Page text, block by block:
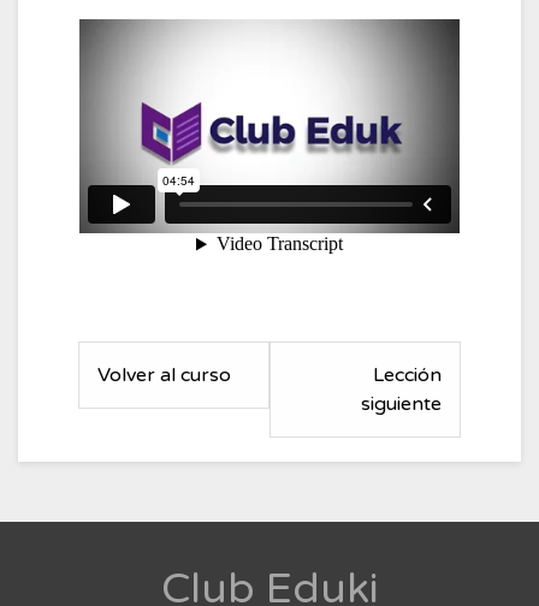
Volver al curso
Lección
siguiente
Club Eduki